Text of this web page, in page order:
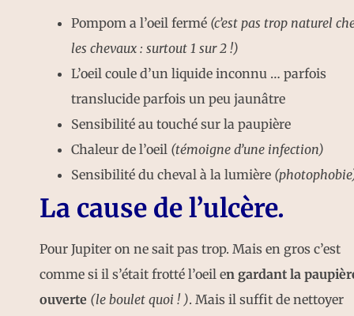
Pompom a l’oeil fermé (c’est pas trop naturel
les chevaux : surtout 1 sur 2 !)
L’oeil coule d’un liquide inconnu … parfois
translucide parfois un peu jaunâtre
Sensibilité au touché sur la paupière
Chaleur de l’oeil (témoigne d’une infection)
Sensibilité du cheval à la lumière
La cause de l’ulcère.
Pour Jupiter on ne sait pas trop. Mais en gros c’est
comme si il s’était frotté l’oeil en gardant la
ouverte (le boulet quoi ! ). Mais il suffit de nettoyer